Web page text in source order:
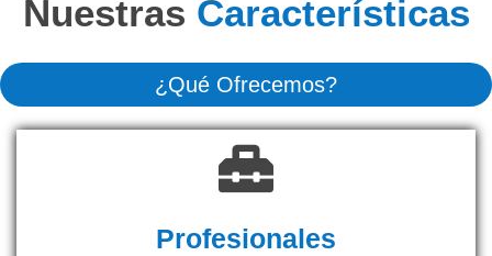
Nuestras Características
¿Qué Ofrecemos?
Profesionales